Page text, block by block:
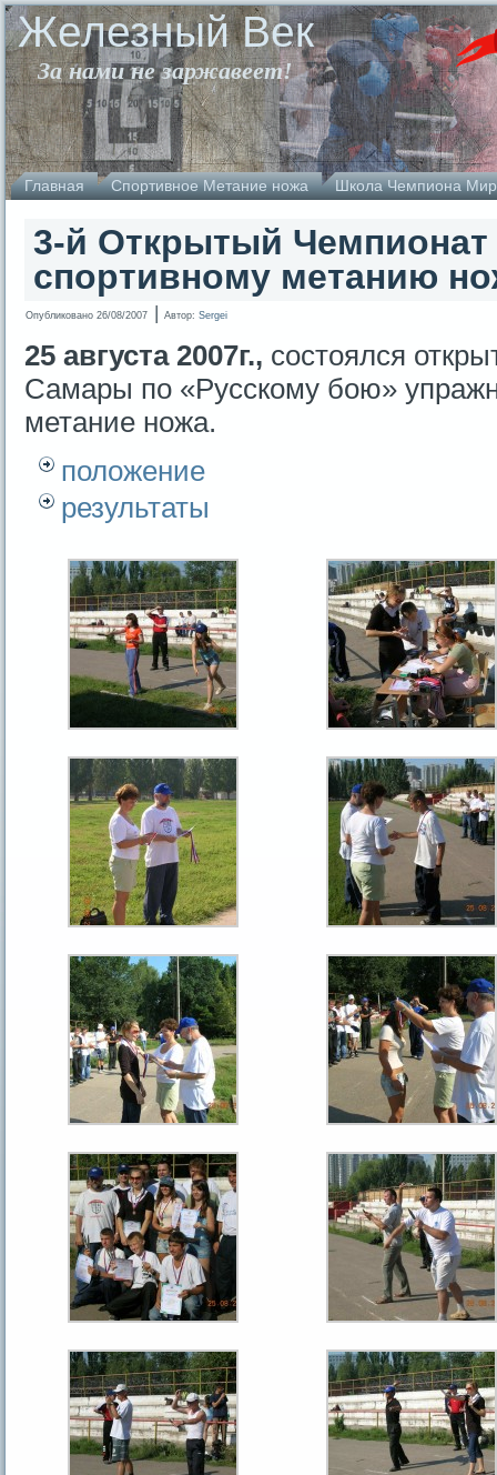
Железный Век
За нами не заржавеет!
Главная Спортивное Метание ножа Школа Чемпиона
3-й Открытый
спортивному метанию
Опубликовано 26/08/2007 | Автор: Sergei
25 августа 2007г., состоялся
Самары по «Русскому бою»
метание ножа.
положение
результаты